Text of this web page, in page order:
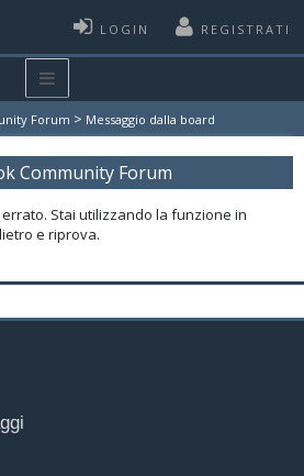
LOGIN REGISTRATI
Forum > Messaggio dalla board
Community Forum
Stai utilizzando la funzione in
e riprova.